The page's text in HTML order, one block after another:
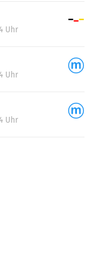
07:00-22:00
Uhr
Uhr
Uhr